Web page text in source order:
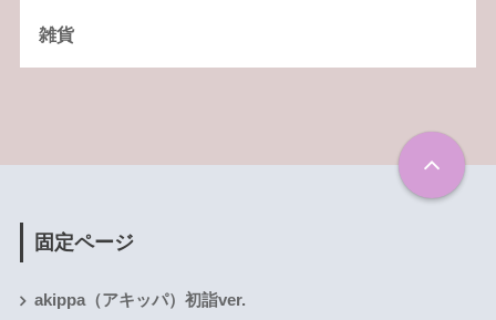
雑貨
固定ページ
akippa（アキッパ）初詣ver.